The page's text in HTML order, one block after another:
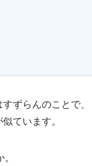
ずらんのことで、
ています。